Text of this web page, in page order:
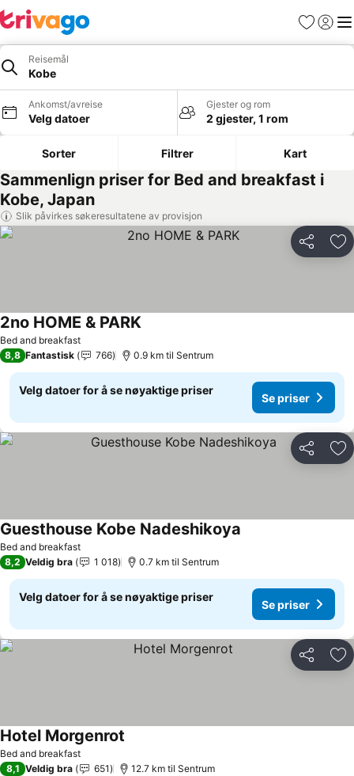
Favoritter
Logg
Reisemål
Kobe
Ankomst/avreise
Velg datoer
Gjester og rom
2 gjester, 1 rom
Sorter Filtrer Kart
Sammenlign priser for Bed and breakfast i
Kobe, Japan
Slik påvirkes søkeresultatene av provisjon
Del
Bed and breakfast
2no HOME & PARKSe priser
8,8 Fantastisk 766 0.9 km til Sentrum
Velg datoer for å se nøyaktige priser
Se priser
Del
Bed and breakfast
Guesthouse Kobe Nadeshikoya
8,2 Veldig bra 1 018 0.7 km til Sentrum
Velg datoer for å se nøyaktige priser
Se priser
Del
Bed and breakfast
Hotel Morgenrot
8,1 Veldig bra 651 12.7 km til Sentrum